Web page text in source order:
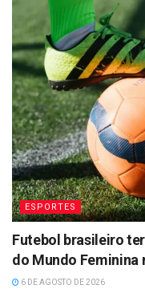
ESPORTES
Futebol brasileiro
do Mundo Feminina
6 DE AGOSTO DE 2026